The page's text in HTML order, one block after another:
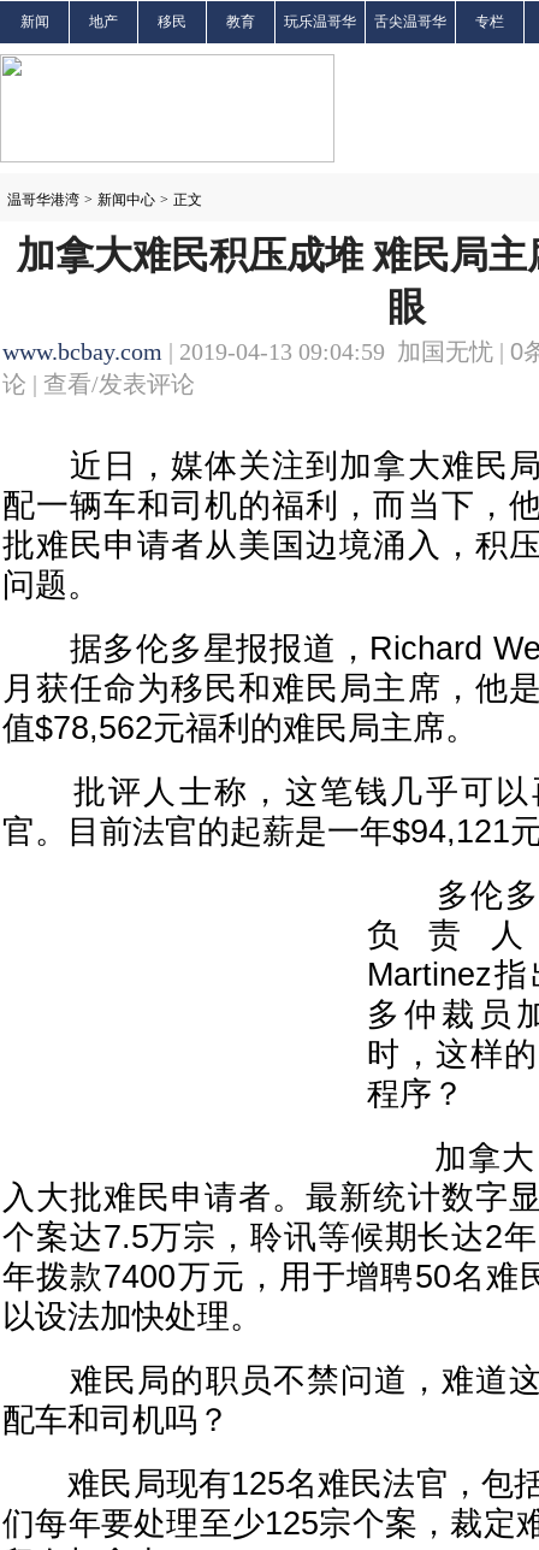
新闻 地产 移民 教育 玩乐温哥华 舌尖温哥华 专栏
温哥华港湾 > 新闻中心 > 正文
加拿大难民积压成堆 难民局
眼
www.bcbay.com | 2019-04-13 09:04:59 加国无忧 | 0
论 | 查看/发表评论
近日，媒体关注到加拿大难民局
配一辆车和司机的福利，而当下，
批难民申请者从美国边境涌入，积
问题。
据多伦多星报报道，Richard
月获任命为移民和难民局主席，他
值$78,562元福利的难民局主席。
批评人士称，这笔钱几乎可以
官。目前法官的起薪是一年$94,121
多伦多
负责人
Martinez
多仲裁员
时，这样
程序？
加拿大
入大批难民申请者。最新统计数字
个案达7.5万宗，聆讯等候期长达2
年拨款7400万元，用于增聘50名难
以设法加快处理。
难民局的职员不禁问道，难道这
配车和司机吗？
难民局现有125名难民法官，包
们每年要处理至少125宗个案，裁定